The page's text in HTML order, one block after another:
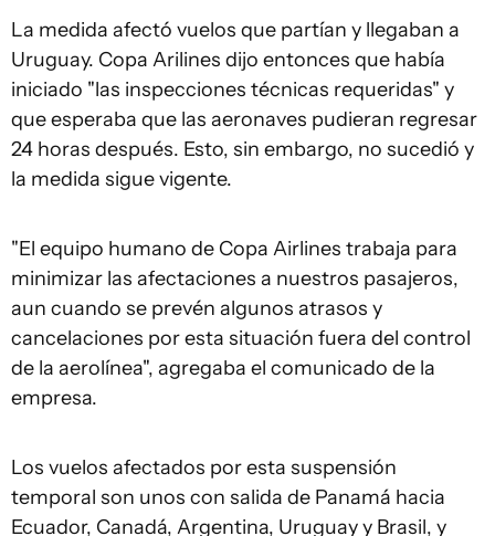
La medida afectó vuelos que partían y llegaban a
Uruguay. Copa Arilines dijo entonces que había
iniciado "las inspecciones técnicas requeridas" y
que esperaba que las aeronaves pudieran regresar
24 horas después. Esto, sin embargo, no sucedió y
la medida sigue vigente.
"El equipo humano de Copa Airlines trabaja para
minimizar las afectaciones a nuestros pasajeros,
aun cuando se prevén algunos atrasos y
cancelaciones por esta situación fuera del control
de la aerolínea", agregaba el comunicado de la
empresa.
Los vuelos afectados por esta suspensión
temporal son unos con salida de Panamá hacia
Ecuador, Canadá, Argentina, Uruguay y Brasil, y